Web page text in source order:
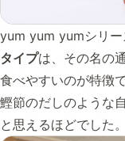
yum yum yumシリー
タイプは、その名の
食べやすいのが特徴
鰹節のだしのような
と思えるほどでした。